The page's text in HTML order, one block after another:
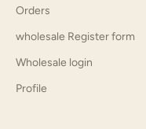
Orders
wholesale Register form
Wholesale login
Profile